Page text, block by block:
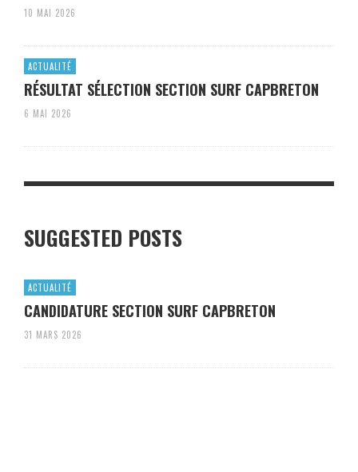
10 MAI 2026
ACTUALITÉ
RÉSULTAT SÉLECTION SECTION SURF CAPBRETON
6 MAI 2026
SUGGESTED POSTS
ACTUALITÉ
CANDIDATURE SECTION SURF CAPBRETON
31 MARS 2026